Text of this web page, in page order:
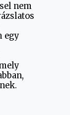
nem
egy